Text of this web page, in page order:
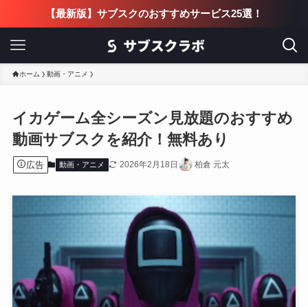
【最新版】サブスクのおすすめサービス25選！
ホーム 動画・アニメ
イカゲーム全シーズン見放題のおすすめ
動画サブスクを紹介！無料あり
広告 動画・アニメ 2026年2月18日 柏倉 元太